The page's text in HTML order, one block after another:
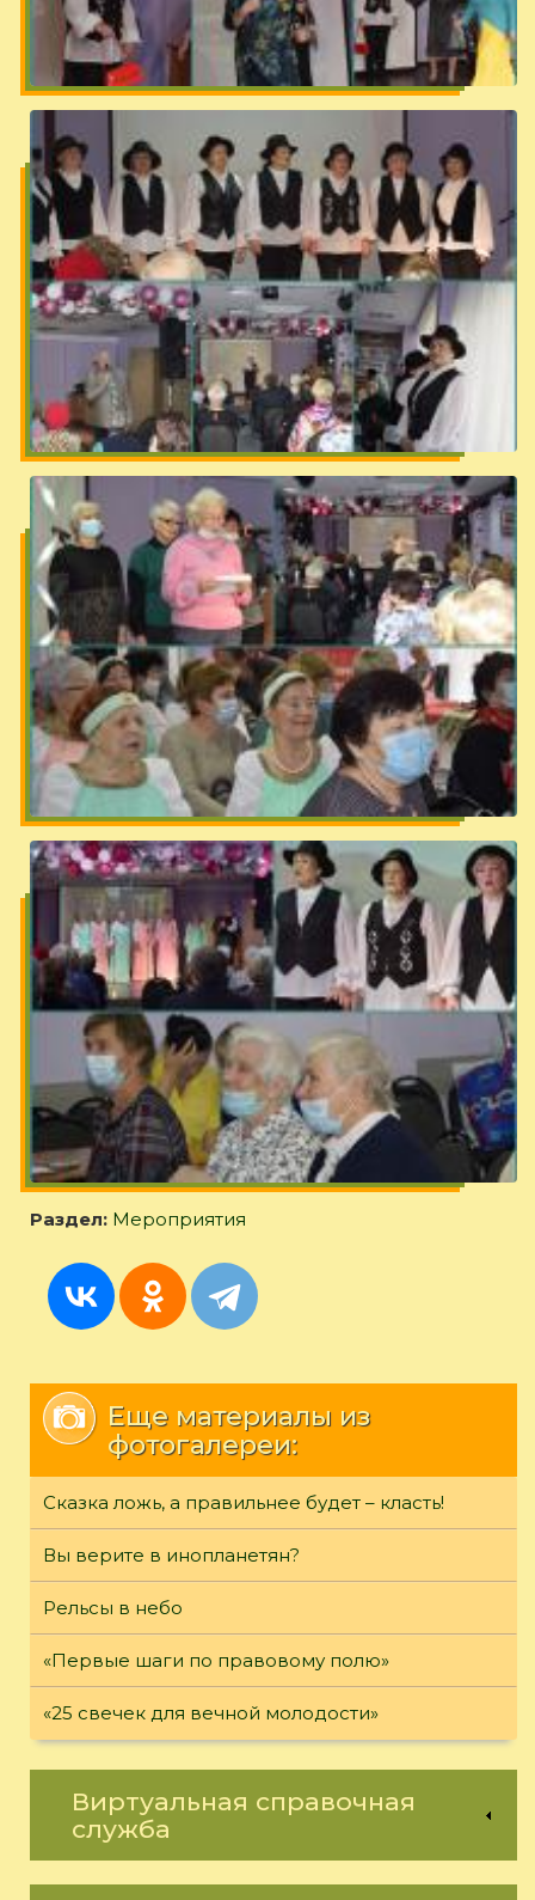
Раздел: Мероприятия
Еще материалы из
фотогалереи:
Сказка ложь, а правильнее будет – класть!
Вы верите в инопланетян?
Рельсы в небо
«Первые шаги по правовому полю»
«25 свечек для вечной молодости»
Виртуальная справочная
служба